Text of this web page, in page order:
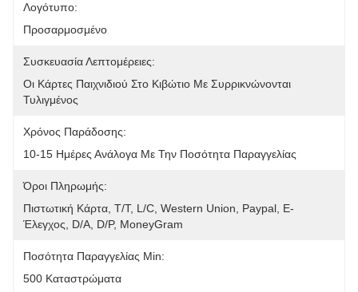
Λογότυπο:
Προσαρμοσμένο
Συσκευασία Λεπτομέρειες:
Οι Κάρτες Παιχνιδιού Στο Κιβώτιο Με Συρρικνώνονται
Τυλιγμένος
Χρόνος Παράδοσης:
10-15 Ημέρες Ανάλογα Με Την Ποσότητα Παραγγελίας
Όροι Πληρωμής:
Πιστωτική Κάρτα, T/T, L/C, Western Union, Paypal, Ε-
Έλεγχος, D/A, D/P, MoneyGram
Ποσότητα Παραγγελίας Min:
500 Καταστρώματα